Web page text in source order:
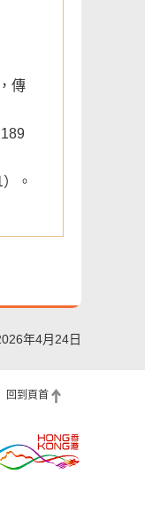
傳
。
年4月24日
回到頁首